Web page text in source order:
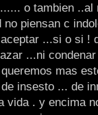
o tambien ..al
piensan c
...si o si !
...ni
mas
insesto ... de
vida . y encima